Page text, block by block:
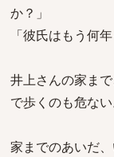
か？」
「彼氏はもう何
井上さんの家ま
で歩くのも危ない
家までのあいだ